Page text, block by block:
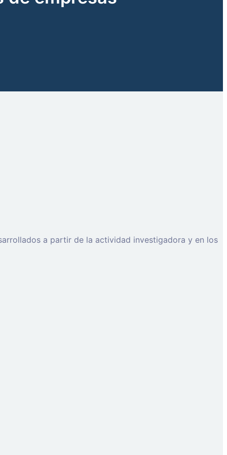
a partir de la actividad investigadora y en los